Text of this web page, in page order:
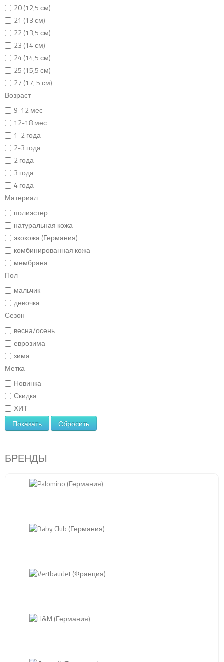
20 (12,5 см)
21 (13 см)
22 (13,5 см)
23 (14 см)
24 (14,5 см)
25 (15,5 см)
27 (17, 5 см)
Возраст
9-12 мес
12-18 мес
1-2 года
2-3 года
2 года
3 года
4 года
Материал
полиэстер
натуральная кожа
экокожа (Германия)
комбинированная кожа
мембрана
Пол
мальчик
девочка
Сезон
весна/осень
еврозима
зима
Метка
Новинка
Скидка
ХИТ
Показать Сбросить
БРЕНДЫ